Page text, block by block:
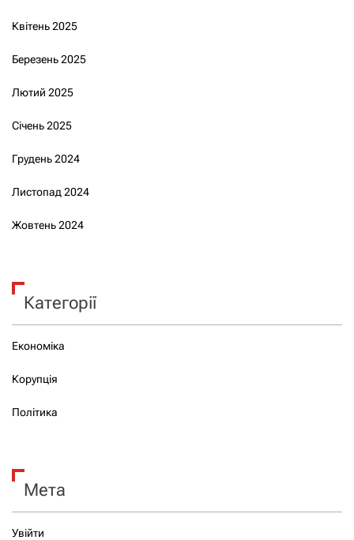
Квітень 2025
Березень 2025
Лютий 2025
Січень 2025
Грудень 2024
Листопад 2024
Жовтень 2024
Категорії
Економіка
Корупція
Політика
Мета
Увійти